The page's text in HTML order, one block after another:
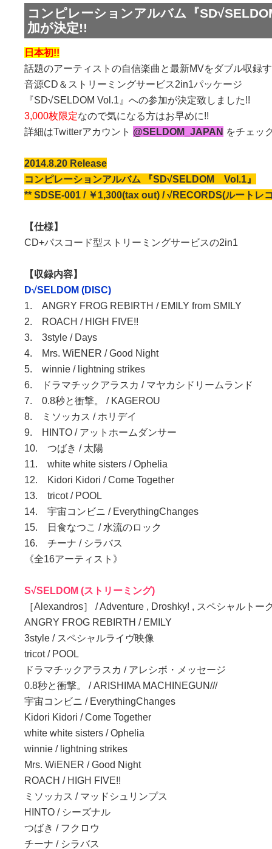
コンピレーションアルバム『
加が決定!!
日本初!!
話題のアーティストの自信楽曲と最新MVをダブル収録
音源CD＆ストリーミングサービス2in1パッケージ
『SD√SELDOM Vol.1』への参加が決定致しました!!
3,000枚限定なので気になる方はお早めに!!
詳細はTwitterアカウント @SELDOM_JAPAN をチェッ
2014.8.20 Release
コンピレーションアルバム
『SD√SELDOM Vol.1』
** SDSE-001 / ￥1,300(tax out) / √RECORDS(ルートレ
【仕様】
CD+パスコード型ストリーミングサービスの2in1
【収録内容】
D√SELDOM (DISC)
1. ANGRY FROG REBIRTH / EMILY from SMILY
2. ROACH / HIGH FIVE!!
3. 3style / Days
4. Mrs. WiENER / Good Night
5. winnie / lightning strikes
6. ドラマチックアラスカ / マヤカシドリームランド
7. 0.8秒と衝撃。 / KAGEROU
8. ミソッカス / ホリデイ
9. HINTO / アットホームダンサー
10. つばき / 太陽
11. white white sisters / Ophelia
12. Kidori Kidori / Come Together
13. tricot / POOL
14. 宇宙コンビニ / EverythingChanges
15. 日食なつこ / 水流のロック
16. チーナ / シラバス
《全16アーティスト》
S√SELDOM (ストリーミング)
［Alexandros］ / Adventure , Droshky! , スペシャルトー
ANGRY FROG REBIRTH / EMILY
3style / スペシャルライヴ映像
tricot / POOL
ドラマチックアラスカ / アレシボ・メッセージ
0.8秒と衝撃。 / ARISHIMA MACHINEGUN///
宇宙コンビニ / EverythingChanges
Kidori Kidori / Come Together
white white sisters / Ophelia
winnie / lightning strikes
Mrs. WiENER / Good Night
ROACH / HIGH FIVE!!
ミソッカス / マッドシュリンプス
HINTO / シーズナル
つばき / フクロウ
チーナ / シラバス